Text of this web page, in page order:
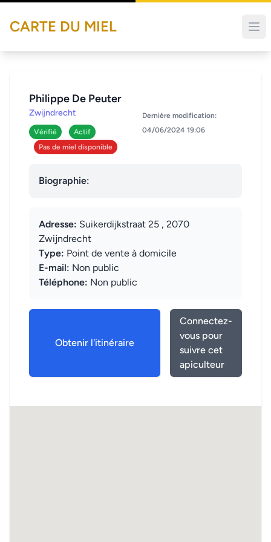
CARTE DU MIEL
Philippe De Peuter
Zwijndrecht
Vérifié
Actif
Pas de miel disponible
Dernière modification:
04/06/2024 19:06
Biographie:
Adresse: Suikerdijkstraat 25 , 2070
Zwijndrecht
Type: Point de vente à domicile
E-mail: Non public
Téléphone: Non public
Obtenir l'itinéraire
Connectez-
vous pour
suivre cet
apiculteur